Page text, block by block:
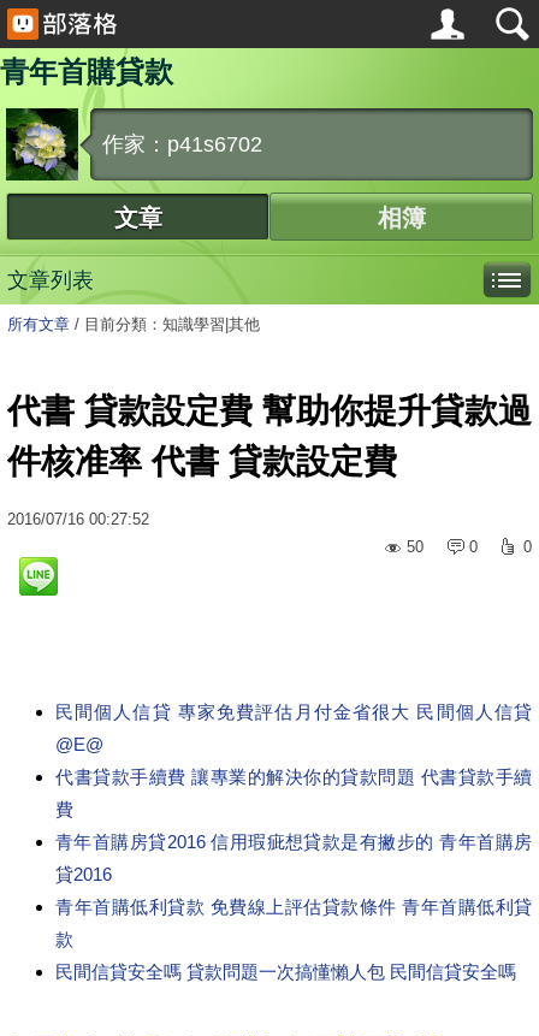
青年首購貸款
作家：p41s6702
文章 相簿
文章列表
所有文章 / 目前分類：知識學習|其他
代書 貸款設定費 幫助你提升貸款過
件核准率 代書 貸款設定費
2016/07/16 00:27:52
50
0 0
民間個人信貸 專家免費評估月付金省很大 民間個人信貸
@E@
代書貸款手續費 讓專業的解決你的貸款問題 代書貸款手續
費
青年首購房貸2016 信用瑕疵想貸款是有撇步的 青年首購房
貸2016
青年首購低利貸款 免費線上評估貸款條件 青年首購低利貸
款
民間信貸安全嗎 貸款問題一次搞懂懶人包 民間信貸安全嗎